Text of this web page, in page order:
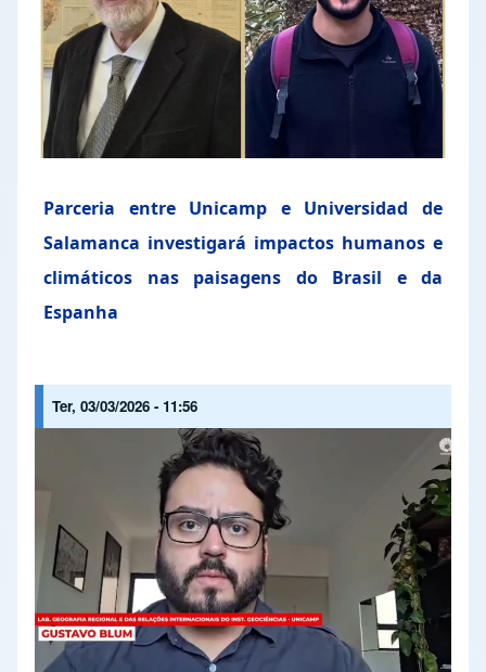
Parceria entre Unicamp e Universidad de
Salamanca investigará impactos humanos e
climáticos nas paisagens do Brasil e da
Espanha
Ter, 03/03/2026 - 11:56